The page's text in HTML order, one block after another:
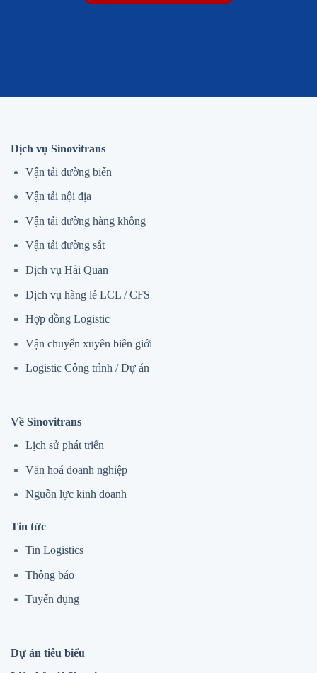
Dịch vụ Sinovitrans
Vận tải đường biển
Vận tải nội địa
Vận tải đường hàng không
Vận tải đường sắt
Dịch vụ Hải Quan
Dịch vụ hàng lẻ LCL / CFS
Hợp đồng Logistic
Vận chuyển xuyên biên giới
Logistic Công trình / Dự án
Về Sinovitrans
Lịch sử phát triển
Văn hoá doanh nghiệp
Nguồn lực kinh doanh
Tin tức
Tin Logistics
Thông báo
Tuyển dụng
Dự án tiêu biểu